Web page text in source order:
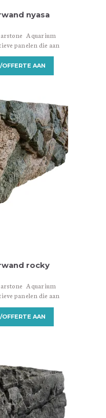
nyasa
Aquarium
panelen die aan
worden
achtergrond te
om een visueel
verschillende
beschikbaar,
ontwerpen en
Hier zijn…
AAN
rocky
Aquarium
panelen die aan
achtergrond te
om een visueel
beschikbaar,
ontwerpen en
Hier zijn…
AAN